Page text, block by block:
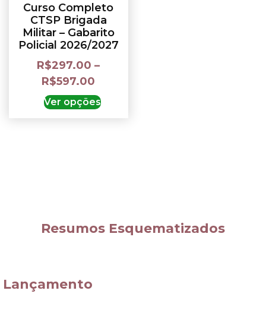
Curso Completo
CTSP Brigada
Militar – Gabarito
Policial 2026/2027
R$297.00 –
R$597.00
Ver opções
Resumos Esquematizados
Lançamento